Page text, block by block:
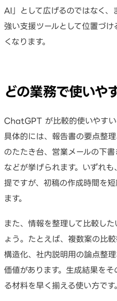
AI」として広げるのではなく
強い支援ツールとして位置づ
くなります。
どの業務で使いや
ChatGPT が比較的使いやすい
具体的には、報告書の要点整
のたたき台、営業メールの下
などが挙げられます。いずれ
提ですが、初稿の作成時間を
ます。
また、情報を整理して比較し
ょう。たとえば、複数案の比
構造化、社内説明用の論点整
価値があります。生成結果を
る材料を早く揃える使い方です。